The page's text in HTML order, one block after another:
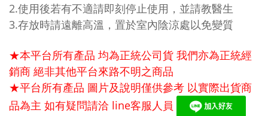
2.使用後若有不適請即刻停止使用，並請教醫生
3.存放時請遠離高溫，置於室內陰涼處以免變質
★本平台所有產品 均為正統公司貨 我們亦為正統經
銷商 絕非其他平台來路不明之商品
★平台所有產品 圖片及說明僅供參考 以實際出貨商
品為主 如有疑問請洽 line客服人員